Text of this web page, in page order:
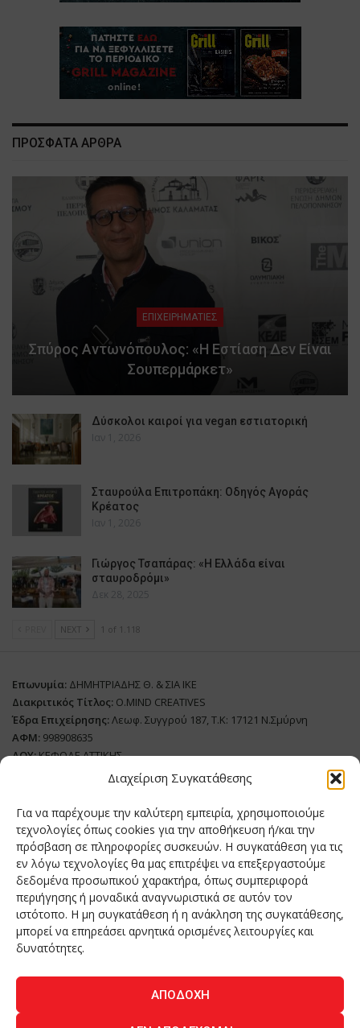
Διαχείριση Συγκατάθεσης
Για να παρέχουμε την καλύτερη εμπειρία, χρησιμοποιούμε
τεχνολογίες όπως cookies για την αποθήκευση ή/και την
πρόσβαση σε πληροφορίες συσκευών. Η συγκατάθεση για τις
εν λόγω τεχνολογίες θα μας επιτρέψει να επεξεργαστούμε
δεδομένα προσωπικού χαρακτήρα, όπως συμπεριφορά
περιήγησης ή μοναδικά αναγνωριστικά σε αυτόν τον
ιστότοπο. Η μη συγκατάθεση ή η ανάκληση της συγκατάθεσης,
μπορεί να επηρεάσει αρνητικά ορισμένες λειτουργίες και
δυνατότητες.
ΑΠΟΔΟΧΉ
ΠΡΟΣΦΑΤΑ ΑΡΘΡΑ
ΕΠΙΧΕΙΡΗΜΑΤΙΕΣ
Σπύρος Αντωνόπουλος: «Η Εστίαση Δεν Είναι
Σουπερμάρκετ»
Δύσκολοι καιροί για vegan εστιατορική
Ιαν 1, 2026
Σταυρούλα Επιτροπάκη: Οδηγός Αγοράς
Κρέατος
Ιαν 1, 2026
Γιώργος Τσαπάρας: «Η Ελλάδα είναι
σταυροδρόμι»
Δεκ 28, 2025
NEXT 1 of 1.118
Επωνυμία: ΔΗΜΗΤΡΙΑΔΗΣ Θ. & ΣΙΑ ΙΚΕ
Διακριτικός Τίτλος: O.MIND CREATIVES
Έδρα Επιχείρησης:Λεωφ. Συγγρού 187, Τ.Κ: 17121 Ν.Σμύρνη
ΑΦΜ: 998908635
ΔΟΥ:ΚΕΦΟΔΕ ΑΤΤΙΚΗΣ
Όνομα Ιδιοκτήτη και Νόμιμο Πρόσωπο: Θεόδωρος Δημητριάδης
Διευθυντής Σύνταξης:Ευθυμιάτου Μαίρη
Domain:grillmagazine.gr
Δικαιούχος Domain:Θεόδωρος Δημητριάδης
Διευθυντής:Θεόδωρος Δημητριάδης
Διαχειριστής:Θεόδωρος Δημητριάδης
Δήλωση Συμμόρφωσης
Αριθμός Πιστοποίησης Μ.Η.Τ.: 242276